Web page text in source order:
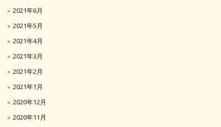
2021年6月
2021年5月
2021年4月
2021年3月
2021年2月
2021年1月
2020年12月
2020年11月